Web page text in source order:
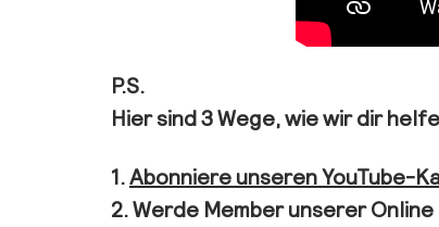
P.S.
Hier sind 3 Wege, wie wir dir
1. Abonniere unseren YouTube-
2. Werde Member unserer